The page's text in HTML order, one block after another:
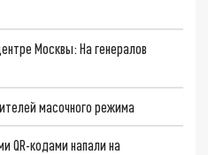
Москвы: На генералов
масочного режима
QR-кодами напали на